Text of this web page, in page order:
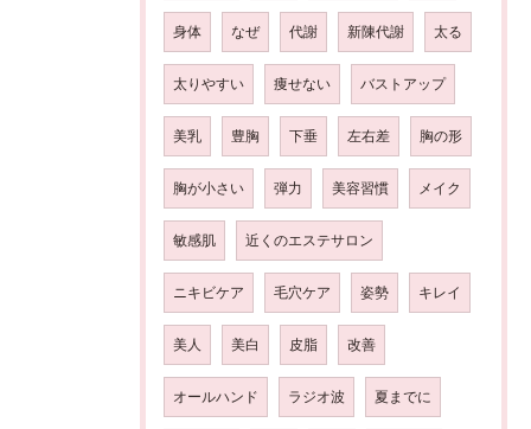
身体 なぜ 代謝 新陳代謝 太る
太りやすい 痩せない バストアップ
美乳 豊胸 下垂 左右差 胸の形
胸が小さい 弾力 美容習慣 メイク
敏感肌 近くのエステサロン
ニキビケア 毛穴ケア 姿勢 キレイ
美人 美白 皮脂 改善
オールハンド ラジオ波 夏までに